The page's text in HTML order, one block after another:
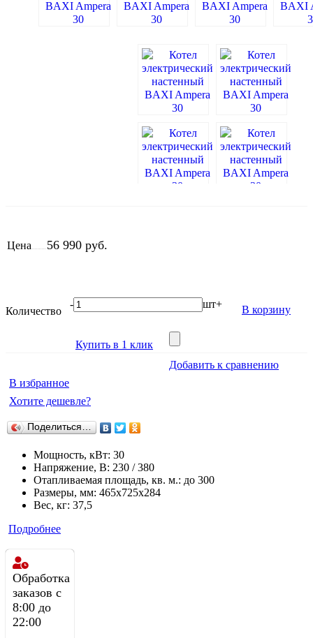
Цена 56 990 руб.
Количество
- шт+ В корзину
Купить в 1 клик
Добавить к сравнению
В избранное
Хотите дешевле?
Поделиться…
Мощность, кВт: 30
Напряжение, В: 230 / 380
Отапливаемая площадь, кв. м.: до 300
Размеры, мм: 465х725х284
Вес, кг: 37,5
Подробнее
Обработка
заказов с
8:00 до
22:00